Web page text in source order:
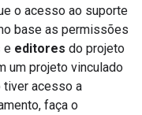
o acesso ao suporte
base as permissões
e editores do projeto
um projeto vinculado
tiver acesso a
faça o